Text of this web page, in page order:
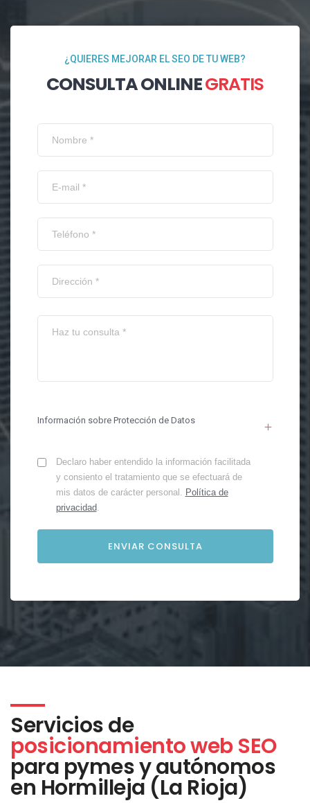
¿QUIERES MEJORAR EL SEO DE TU WEB?
CONSULTA ONLINEGRATIS
Información sobre Protección de Datos
Declaro haber entendido la información facilitada
y consiento el tratamiento que se efectuará de
mis datos de carácter personal. Política de
privacidad.
Servicios de
posicionamiento web SEO
para pymes y autónomos
en Hormilleja (La Rioja)